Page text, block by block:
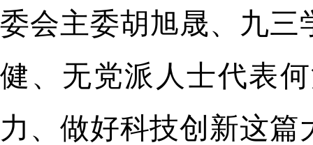
委会主委胡旭晟、九三
健、无党派人士代表
力、做好科技创新这